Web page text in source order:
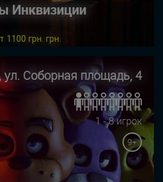
Инквизиции
1100 грн. грн.
ул. Соборная площадь, 4
1 - 8 игрок
9+